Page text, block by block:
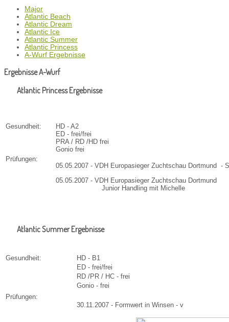
Major
Atlantic Beach
Atlantic Dream
Atlantic Ice
Atlantic Summer
Atlantic Princess
A-Wurf Ergebnisse
Ergebnisse A-Wurf
Atlantic Princess Ergebnisse
Gesundheit:
HD - A2
ED - frei/frei
PRA / RD /HD frei
Gonio frei
Prüfungen:
05.05.2007 - VDH Europasieger Zuchtschau Dortmund -
05.05.2007 - VDH Europasieger Zuchtschau Dortmund
Junior Handling mit Michelle
Atlantic Summer Ergebnisse
Gesundheit:
HD - B1
ED - frei/frei
RD /PR / HC - frei
Gonio - frei
Prüfungen:
30.11.2007 - Formwert in Winsen - v